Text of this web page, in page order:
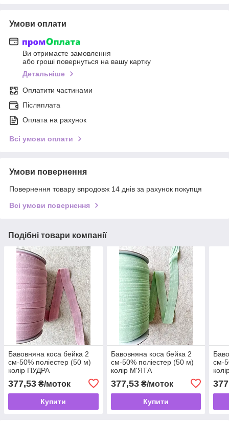
Умови оплати
Ви отримаєте замовлення
або гроші повернуться на вашу картку
Детальніше
Оплатити частинами
Післяплата
Оплата на рахунок
Всі умови оплати
Умови повернення
Повернення товару впродовж 14 днів за рахунок покупця
Всі умови повернення
Подібні товари компанії
Бавовняна коса бейка 2
см-50% поліестер (50 м)
колір ПУДРА
377,53 ₴/моток
Купити
Бавовняна коса бейка 2
см-50% поліестер (50 м)
колір М'ЯТА
377,53₴/моток
Купити
см-